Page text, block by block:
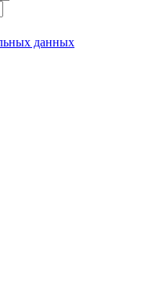
данных